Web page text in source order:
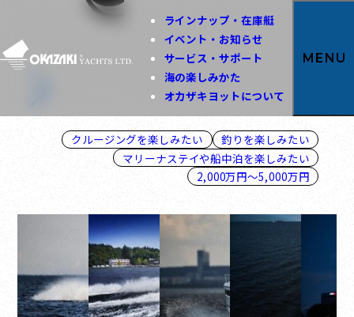
ラインナップ・在庫艇
イベント・お知らせ
サービス・サポート
海の楽しみかた
オカザキヨットについて
MENU
PARKER920 MAX
31～40ft / 9～12m
クルージングを楽しみたい
釣りを楽しみたい
マリーナステイや船中泊を楽しみたい
2,000万円～5,000万円